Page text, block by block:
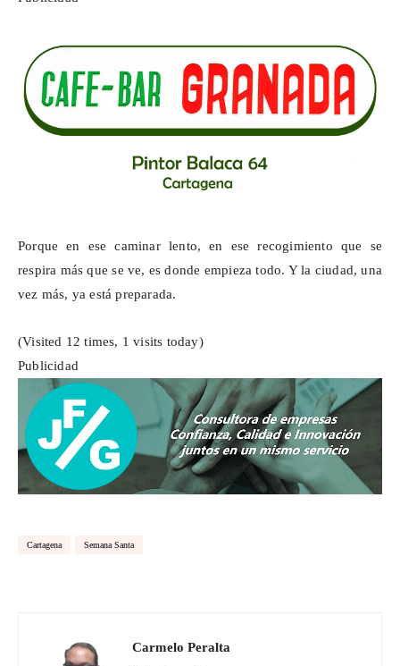
Porque en ese caminar lento, en ese recogimiento que se
respira más que se ve, es donde empieza todo. Y la ciudad, una
vez más, ya está preparada.
(Visited 12 times, 1 visits today)
Publicidad
Cartagena Semana Santa
Carmelo Peralta